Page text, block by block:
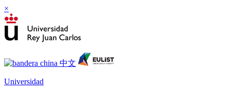
×
Universidad